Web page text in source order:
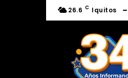
26.6 C Iquitos